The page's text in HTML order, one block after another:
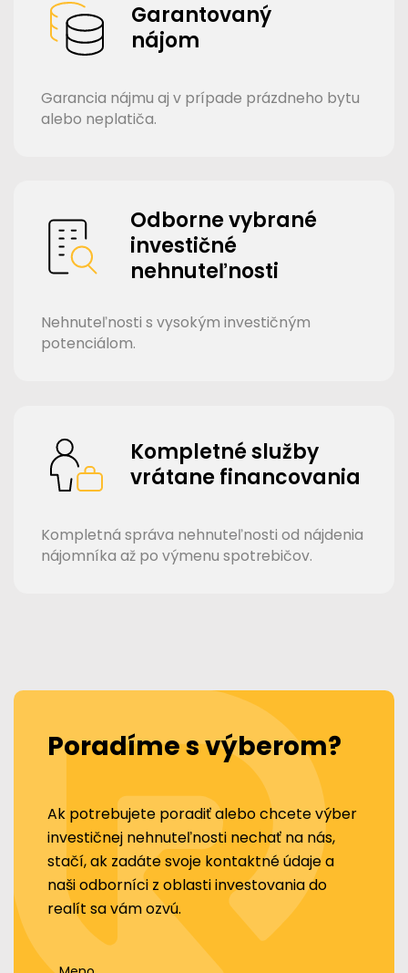
Garantovaný
nájom
Garancia nájmu aj v prípade prázdneho bytu
alebo neplatiča.
Odborne vybrané
investičné
nehnuteľnosti
Nehnuteľnosti s vysokým investičným
potenciálom.
Kompletné služby
vrátane financovania
Kompletná správa nehnuteľnosti od nájdenia
nájomníka až po výmenu spotrebičov.
Poradíme s výberom?
Ak potrebujete poradiť alebo chcete výber
investičnej nehnuteľnosti nechať na nás,
stačí, ak zadáte svoje kontaktné údaje a
naši odborníci z oblasti investovania do
realít sa vám ozvú.